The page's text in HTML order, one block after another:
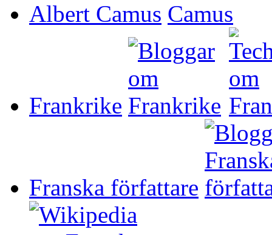
Albert Camus
Frankrike
Franska författare